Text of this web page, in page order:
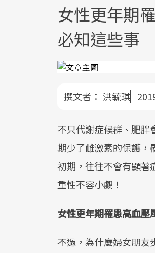
女性更年期
必知這些事
撰文者： 洪毓琪
不只代謝症候群、肥胖
期少了雌激素的保護，
初期，往往不會有顯著
重性不容小覷！
女性更年期罹患高血壓
不過，為什麼婦女朋友